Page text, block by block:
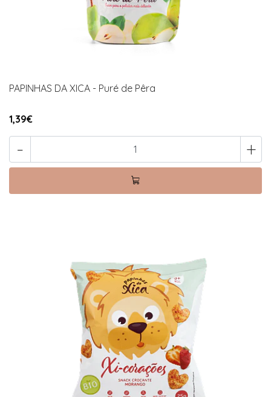
PAPINHAS DA XICA - Puré de Pêra
1,39€
- +